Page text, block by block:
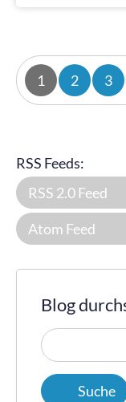
1 2 3
RSS Feeds:
RSS 2.0 Feed
Atom Feed
Blog